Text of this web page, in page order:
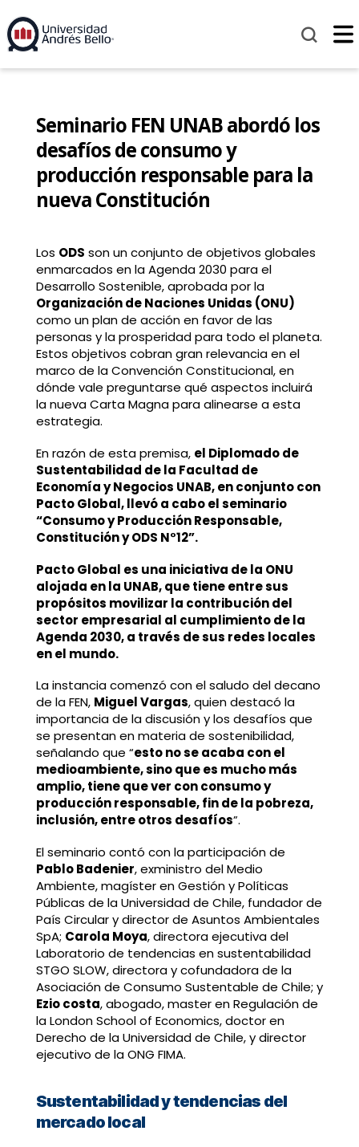
Seminario FEN UNAB abordó los
desafíos de consumo y
producción responsable para la
nueva Constitución
Los ODS son un conjunto de objetivos globales
enmarcados en la Agenda 2030 para el
Desarrollo Sostenible, aprobada por la
Organización de Naciones Unidas (ONU)
como un plan de acción en favor de las
personas y la prosperidad para todo el planeta.
Estos objetivos cobran gran relevancia en el
marco de la Convención Constitucional, en
dónde vale preguntarse qué aspectos incluirá
la nueva Carta Magna para alinearse a esta
estrategia.
En razón de esta premisa, el Diplomado de
Sustentabilidad de la Facultad de
Economía y Negocios UNAB, en conjunto con
Pacto Global, llevó a cabo el seminario
“Consumo y Producción Responsable,
Constitución y ODS N°12”.
Pacto Global es una iniciativa de la ONU
alojada en la UNAB, que tiene entre sus
propósitos movilizar la contribución del
sector empresarial al cumplimiento de la
Agenda 2030, a través de sus redes locales
en el mundo.
La instancia comenzó con el saludo del decano
de la FEN, Miguel Vargas, quien destacó la
importancia de la discusión y los desafíos que
se presentan en materia de sostenibilidad,
señalando que “esto no se acaba con el
medioambiente, sino que es mucho más
amplio, tiene que ver con consumo y
producción responsable, fin de la pobreza,
inclusión, entre otros desafíos”.
El seminario contó con la participación de
Pablo Badenier, exministro del Medio
Ambiente, magíster en Gestión y Políticas
Públicas de la Universidad de Chile, fundador de
País Circular y director de Asuntos Ambientales
SpA; Carola Moya, directora ejecutiva del
Laboratorio de tendencias en sustentabilidad
STGO SLOW, directora y cofundadora de la
Asociación de Consumo Sustentable de Chile; y
Ezio costa, abogado, master en Regulación de
la London School of Economics, doctor en
Derecho de la Universidad de Chile, y director
ejecutivo de la ONG FIMA.
Sustentabilidad y tendencias del
mercado local